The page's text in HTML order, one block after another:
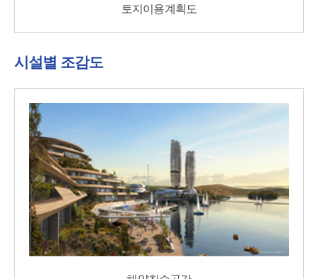
토지이용계획도
시설별 조감도